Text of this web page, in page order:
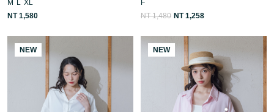
M
L XL
NT 1,580
F
NT 1,480 NT 1,258
NEW NEW